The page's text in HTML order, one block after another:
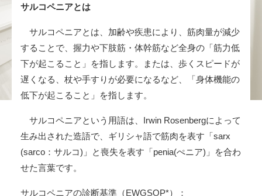
サルコペニアとは
サルコペニアとは、加齢や疾患により、筋肉量が減少
することで、握力や下肢筋・体幹筋など全身の「筋力低
下が起こること」を指します。または、歩くスピードが
遅くなる、杖や手すりが必要になるなど、「身体機能の
低下が起こること」を指します。
サルコペニアという用語は、Irwin Rosenbergによって
生み出された造語で、ギリシャ語で筋肉を表す「sarx
(sarco：サルコ)」と喪失を表す「penia(ぺニア)」を合わ
せた言葉です。
サルコペニアの診断基準（EWGSOP*）：